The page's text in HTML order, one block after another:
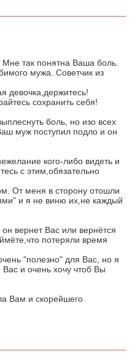
так понятна Ваша боль.
мужа. Советчик из
девочка,держитесь!
сохранить себя!
боль, но изо всех
муж поступил подло и он
кого-либо видеть и
с этим,обязательно
От меня в сторону отошли
и я не виню их,не каждый
вернет Вас или вернётся
потеряли время
"полезно" для Вас, но я
Вас и очень хочу чтоб Вы
Вам и скорейшего